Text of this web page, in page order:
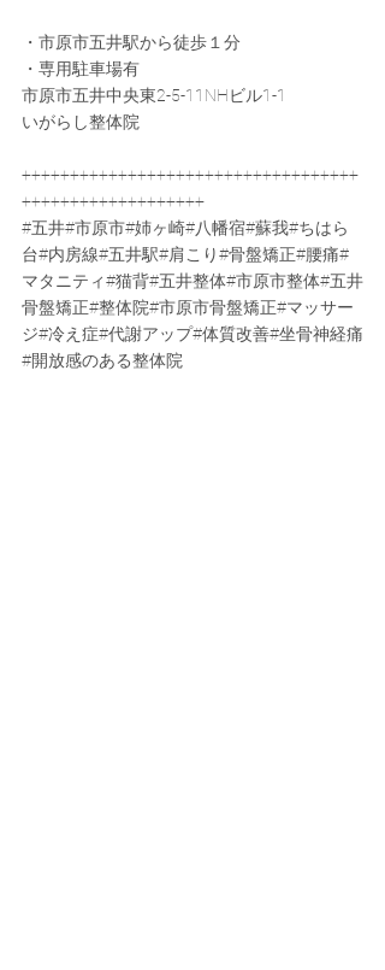
・市原市五井駅から徒歩１分
・専用駐車場有
市原市五井中央東2-5-11NHビル1-1
いがらし整体院
+++++++++++++++++++++++++++++++++++
+++++++++++++++++++
#五井#市原市#姉ヶ崎#八幡宿#蘇我#ちはら
台#内房線#五井駅#肩こり#骨盤矯正#腰痛#
マタニティ#猫背#五井整体#市原市整体#五井
骨盤矯正#整体院#市原市骨盤矯正#マッサー
ジ#冷え症#代謝アップ#体質改善#坐骨神経痛
#開放感のある整体院